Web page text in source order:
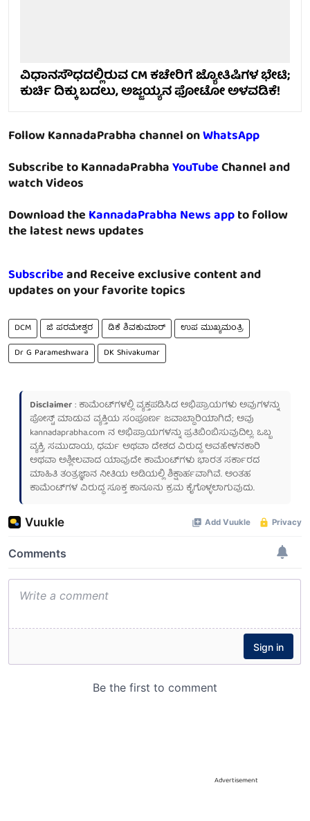
ವಿಧಾನಸೌಧದಲ್ಲಿರುವ CM ಕಚೇರಿಗೆ ಜ್ಯೋತಿಷಿಗಳ ಭೇಟಿ;
ಕುರ್ಚಿ ದಿಕ್ಕು ಬದಲು, ಅಜ್ಜಯ್ಯನ ಫೋಟೋ ಅಳವಡಿಕೆ!
Follow KannadaPrabha channel onWhatsApp
Subscribe to KannadaPrabhaYouTubeChannel and
watch Videos
Download theKannadaPrabha News appto follow
the latest news updates
Subscribeand Receive exclusive content and
updates on your favorite topics
DCM ಜಿ ಪರಮೇಶ್ವರ ಡಿಕೆ ಶಿವಕುಮಾರ್
ಉಪ ಮುಖ್ಯಮಂತ್ರಿ
Dr G Parameshwara
‪DK Shivakumar
Disclaimer: ಕಾಮೆಂಟ್‌ಗಳಲ್ಲಿ ವ್ಯಕ್ತಪಡಿಸಿದ ಅಭಿಪ್ರಾಯಗಳು ಅವುಗಳನ್ನು
ಪೋಸ್ಟ್ ಮಾಡುವ ವ್ಯಕ್ತಿಯ ಸಂಪೂರ್ಣ ಜವಾಬ್ದಾರಿಯಾಗಿದೆ; ಅವು
kannadaprabha.com ನ ಅಭಿಪ್ರಾಯಗಳನ್ನು ಪ್ರತಿಬಿಂಬಿಸುವುದಿಲ್ಲ. ಒಬ್ಬ
ವ್ಯಕ್ತಿ, ಸಮುದಾಯ, ಧರ್ಮ ಅಥವಾ ದೇಶದ ವಿರುದ್ಧ ಅವಹೇಳನಕಾರಿ
ಅಥವಾ ಅಶ್ಲೀಲವಾದ ಯಾವುದೇ ಕಾಮೆಂಟ್‌ಗಳು ಭಾರತ ಸರ್ಕಾರದ
ಮಾಹಿತಿ ತಂತ್ರಜ್ಞಾನ ನೀತಿಯ ಅಡಿಯಲ್ಲಿ ಶಿಕ್ಷಾರ್ಹವಾಗಿವೆ. ಅಂತಹ
ಕಾಮೆಂಟ್‌ಗಳ ವಿರುದ್ಧ ಸೂಕ್ತ ಕಾನೂನು ಕ್ರಮ ಕೈಗೊಳ್ಳಲಾಗುವುದು.
Advertisement